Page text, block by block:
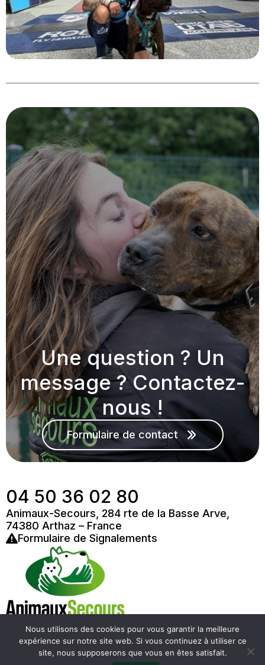
Une question ? Un
message ? Contactez-
nous !
Formulaire de contact
04 50 36 02 80
Animaux-Secours, 284 rte de la Basse Arve,
74380 Arthaz – France
Formulaire de Signalements
Copyright ©2025 Animaux Secours -
Nous utilisons des cookies pour vous garantir la meilleure
expérience sur notre site web. Si vous continuez à utiliser ce
site, nous supposerons que vous en êtes satisfait.